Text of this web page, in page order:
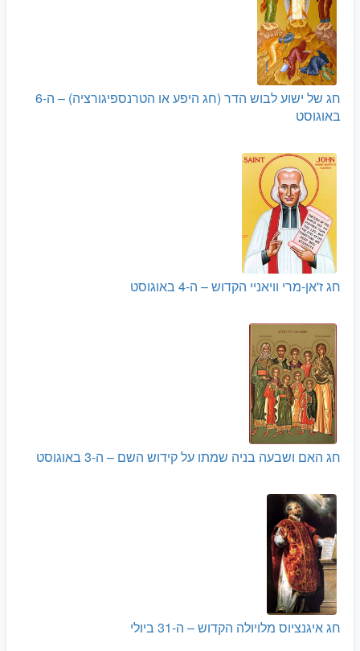
חג של ישוע לבוש הדר (חג היפע או הטרנספיגורציה) – ה-6
באוגוסט
חג ז'אן-מרי וויאניי הקדוש – ה-4 באוגוסט
חג האם ושבעה בניה שמתו על קידוש השם – ה-3 באוגוסט
חג איגנציוס מלויולה הקדוש – ה-31 ביולי